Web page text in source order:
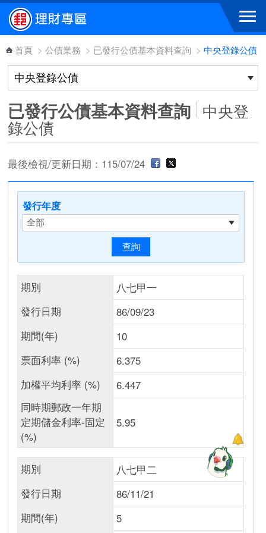
跳到主要內容區塊
首頁 > 公債業務 > 已發行公債基本資料查詢 > 中央登錄公債
已發行公債基本資料查詢 中央登
錄公債
最後檢視/更新日期：115/07/24
發行年度
期別
八七甲一
發行日期
86/09/23
期間(年)
10
票面利率 (%)
6.375
加權平均利率 (%)
6.447
同時期郵政一年期
定期儲金利率-固定
(%)
5.95
期別
八七甲二
發行日期
86/11/21
期間(年)
5